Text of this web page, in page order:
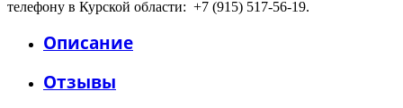
телефону в Курской области: +7 (915) 517-56-19.
Описание
Отзывы